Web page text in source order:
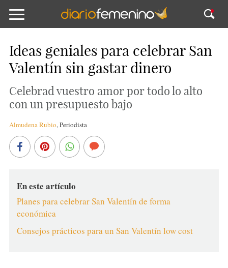
Ideas geniales para celebrar San
Valentín sin gastar dinero
Celebrad vuestro amor por todo lo alto
con un presupuesto bajo
Almudena Rubio,Periodista
En este artículo
Planes para celebrar San Valentín de forma
económica
Consejos prácticos para un San Valentín low cost